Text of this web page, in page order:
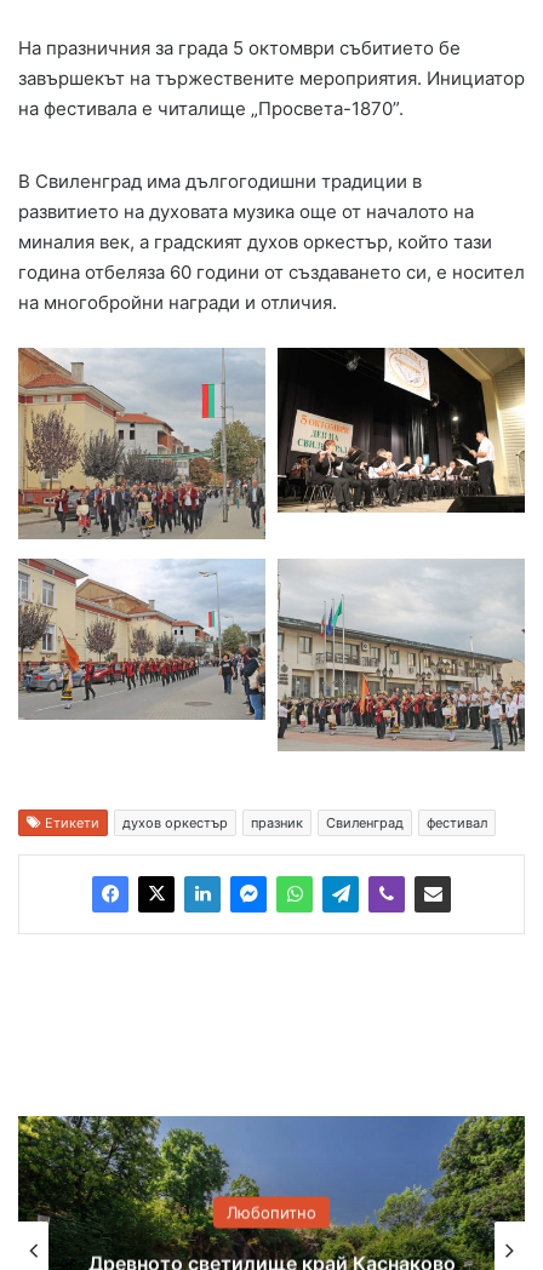
На празничния за града 5 октомври събитието бе
завършекът на тържествените мероприятия. Инициатор
на фестивала е читалище „Просвета-1870”.
В Свиленград има дългогодишни традиции в
развитието на духовата музика още от началото на
миналия век, а градският духов оркестър, който тази
година отбеляза 60 години от създаването си, е носител
на многобройни награди и отличия.
Етикети духов оркестър празник Свиленград фестивал
Любопитно
Книжки с нова премяна в детския